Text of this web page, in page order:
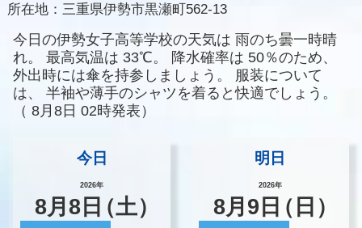
所在地： 三重県伊勢市黒瀬町562-13
今日の伊勢女子高等学校の天気は 雨のち曇一時晴
れ。
最高気温は 33℃。 降水確率は 50％のため、
外出時には傘を持参しましょう。
服装について
は、
半袖や薄手のシャツを着ると快適でしょう。
（ 8月8日 02時発表）
今日
2026年
8月8 日（土）
明日
2026年
8月 9 日（日）